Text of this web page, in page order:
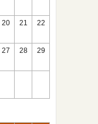
20 21 22
27 28 29